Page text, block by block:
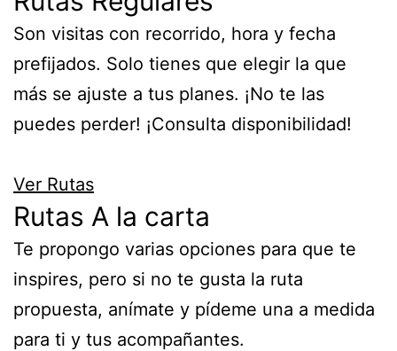
Son visitas con recorrido, hora y fecha
prefijados. Solo tienes que elegir la que
más se ajuste a tus planes. ¡No te las
puedes perder! ¡Consulta disponibilidad!
Ver Rutas
Rutas A la carta
Te propongo varias opciones para que te
inspires, pero si no te gusta la ruta
propuesta, anímate y pídeme una a medida
para ti y tus acompañantes.